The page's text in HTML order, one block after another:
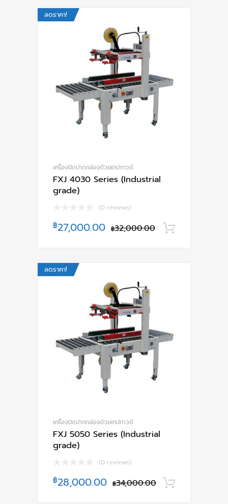
ลดราคา!
เครื่องปิดปากกล่องด้วยเทปกาวด์
FXJ 4030 Series (Industrial
grade)
(0 reviews)
฿32,000.00
฿27,000.00
ลดราคา!
เครื่องปิดปากกล่องด้วยเทปกาวด์
FXJ 5050 Series (Industrial
grade)
(0 reviews)
฿34,000.00
฿28,000.00